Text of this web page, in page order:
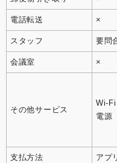
電話転送 ×
スタッフ 要問
会議室 ×
その他サービス
Wi-Fi
電源
支払方法 アプ